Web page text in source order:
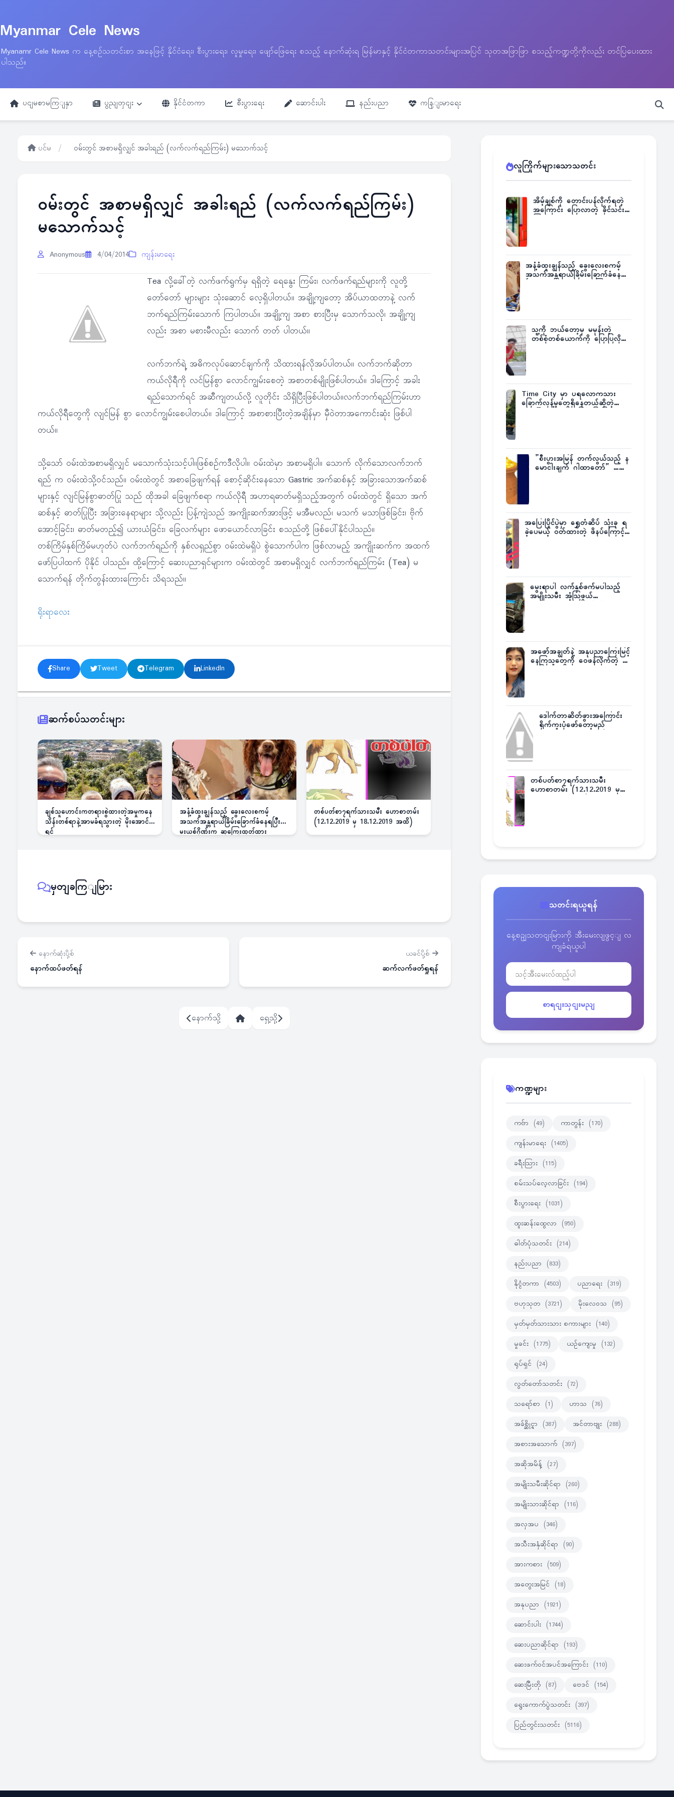
Myanmar Cele News
Myanamr Cele News က နေ့စဉ်သတင်းစာ အနေဖြင့် နိုင်ငံရေး၊ စီးပွားရေး၊ လူမှုရေး၊ ဖျော်ဖြေရေး စသည့် နောက်ဆုံးရ မြန်မာနှင့် နိုင်ငံတကာသတင်းများအပြင် သုတအဖြာဖြာ စသည့်ကဏ္ဍတို့ကိုလည်း တင်ပြပေးထား
ပါသည်။
ပငျမစာမကြျနှာ ပွညျတှငျး နိုင်ငံတကာ စီးပွားရေး ဆောင်းပါး နည်းပညာ ကနြျးမာရေး
ပင်မ / ဝမ်းတွင် အစာမရှိလျှင် အခါးရည် (လက်လက်ရည်ကြမ်း) မသောက်သင့်
ဝမ်းတွင် အစာမရှိလျှင် အခါးရည် (လက်လက်ရည်ကြမ်း)
မသောက်သင့်
Anonymous 4/04/2014 ကျန်းမာရေး
Tea လို့ခေါ်တဲ့ လက်ဖက်ရွက်မှ ရရှိတဲ့ ရေနွေး ကြမ်း၊ လက်ဖက်ရည်များကို လူတို့
တော်တော် များများ သုံးဆောင် လေ့ရှိပါတယ်။ အချို့ကျတော့ အိပ်ယာထတာနဲ့ လက်
ဘက်ရည်ကြမ်းသောက် ကြပါတယ်။ အချို့ကျ အစာ စားပြီးမှ သောက်သလို၊ အချို့ကျ
လည်း အစာ မစားမီလည်း သောက် တတ် ပါတယ်။
လက်ဘက်ရဲ့ အဓိကလုပ်ဆောင်ချက်ကို သိထားရန်လိုအပ်ပါတယ်။ လက်ဘက်ဆိုတာ
ကယ်လိုရီကို လင်မြန်စွာ လောင်ကျွမ်းစေတဲ့ အစာတစ်မျိုးဖြစ်ပါတယ်။ ဒါကြောင့် အခါး
ရည်သောက်ရင် အဆီကျတယ်လို့ လူတိုင်း သိရှိပြီးဖြစ်ပါတယ်။လက်ဘက်ရည်ကြမ်းဟာ
ကယ်လိုရီတွေကို လျင်မြန် စွာ လောင်ကျွမ်းစေပါတယ်။ ဒါကြောင့် အစာစားပြီးတဲ့အချိန်မှာ မှီဝဲတာအကောင်းဆုံး ဖြစ်ပါ
တယ်။
သို့သော် ဝမ်းထဲအစာမရှိလျှင် မသောက်သုံးသင့်ပါ။ဖြစ်စဉ်ကဒီလိုပါ။ ဝမ်းထဲမှာ အစာမရှိပါ။ သောက် လိုက်သောလက်ဘက်
ရည် က ဝမ်းထဲသို့ဝင်သည်။ ဝမ်းထဲတွင် အစာခြေဖျက်ရန် စောင့်ဆိုင်းနေသော Gastric အက်ဆစ်နှင့် အခြားသောအက်ဆစ်
များနှင့် လျင်မြန်စွာဓာတ်ပြု သည် ထိုအခါ ခြေဖျက်စရာ ကယ်လိုရီ အဟာရဓာတ်မရှိသည့်အတွက် ဝမ်းထဲတွင် ရှိသော အက်
ဆစ်နှင့် ဓာတ်ပြုပြီး အခြားနေရာများ သို့လည်း ပြန့်ကျဲသည် အကျိုးဆက်အားဖြင့် မအီမလည်၊ မသက် မသာဖြစ်ခြင်း၊ ဗိုက်
အောင့်ခြင်း၊ ဓာတ်မတည့်၍ ယားယံခြင်း၊ ခြေလက်များ ဖောယောင်လာခြင်း စသည်တို့ ဖြစ်ပေါ်နိုင်ပါသည်။
တစ်ကြိမ်နှစ်ကြိမ်မဟုတ်ပဲ လက်ဘက်ရည်ကို နှစ်လရှည်စွာ ဝမ်းထဲမရှိပဲ စွဲသောက်ပါက ဖြစ်လာမည့် အကျိုးဆက်က အထက်
ဖော်ပြပါထက် ပိုနိုင် ပါသည်။ ထို့ကြောင့် ဆေးပညာရှင်များက ဝမ်းထဲတွင် အစာမရှိလျှင် လက်ဘက်ရည်ကြမ်း (Tea) မ
သောက်ရန် တိုက်တွန်းထားကြောင်း သိရသည်။
ရိုးရာလေး
Share Tweet Telegram LinkedIn
ဆက်စပ်သတင်းများ
ချစ်သူဟောင်းကတရားစွဲထားတဲ့အမှုကနေ
သိန်းတစ်ရာနဲ့အာမခံရသွားတဲ့ မိုးအောင်
ရင်
အနံ့ခံထူးချွန်သည့် ခွေးလေးစကမ့်
အသက်အန္တရာယ်ခြိမ်းခြောက်ခံနေရပြီး
မူးယစ်ဂိုဏ်းက ဆုကြေးထုတ်ထား
တစ်ပတ်စာ၇ရက်သားသမီး ဟောစာတမ်း
(12.12.2019 မှ 18.12.2019 အထိ)
မှတျခကြျမြား
နောက်ဆုံးပို့စ်
နောက်ထပ်ဖတ်ရန်
ယခင်ပို့စ်
ဆက်လက်ဖတ်ရှုရန်
နောက်သို့ ရှေ့သို့
လူကြိုက်များသောသတင်း
အိမ့်ချစ်ကို တောင်းပန်လိုက်ရတဲ့
အကြောင်း ပြောလာတဲ့ ခိုင်သင်း
အနံ့ခံထူးချွန်သည့် ခွေးလေးစကမ့်
အသက်အန္တရာယ်ခြိမ်းခြောက်ခံနေရ
သူ့ကို ဘယ်တော့မှ မမုန်းတဲ့
တစ်စုံတစ်ယောက်ကို ပြောပြလိုက်
Time City မှာ ပရလောကသား
ခြောက်လှန့်မှုတွေရှိနေတယ်ဆိုတဲ့
”စီးပွားအမြန် တက်လွယ်သည့် န
မောငါးချက် ဂါထာတော်” ……
အပြေးပြိုင်ပွဲမှာ ရွှေတံဆိပ် သုံးခု ရ
ခဲ့ပေမယ့် ဝတ်ထားတဲ့ ဖိနပ်ကြောင့်
မွေးရာပါ လက်နှစ်ဖက်မပါသည့်
အမျိုးသမီး အံ့သြဖွယ်
အဖော်အချွတ်နဲ့ အနုပညာကြေးမြင့်
နေကြသူတွေကို ဝေဖန်လိုက်တဲ့ သ
ဒေါက်တာဆိတ်ဖွားအကြောင်း
ရိုက်ကူးပုံဖော်တော့မည်
တစ်ပတ်စာ၇ရက်သားသမီး
ဟောစာတမ်း (12.12.2019 မှ
သတင်းရယူရန်
နေ့စဥျသတငျးမြားကို အီးမေးလျဖွင့ျ လ
ကျခံရယူပါ
စာရငျးသှငျးမညျ
ကဏ္ဍများ
ကဗ်ာ (49) ကာတွန်း (170)
ကျန်းမာရေး (1405)
ခရီးသြား (115)
စမ်းသပ်လေ့လာခြင်း (194)
စီးပွားရေး (1031)
ထူးဆန်းထွေလာ (950)
ဓါတ်ပုံသတင်း (214)
နည်းပညာ (833)
နိုင္ငံတကာ (4503) ပညာရေး (319)
ဗဟုသုတ (3721) မိုးလေဝသ (95)
မှတ်မှတ်သားသား စကားများ (140)
မှုခင်း (1775) ယဉ်ကျေးမှု (132)
ရုပ်ရှင် (24)
လွတ်တော်သတင်း (72)
သရော်စာ (1) ဟာသ (76)
အခ်စ္ဆိုင္ရာ (387) အင်တာဗျုး (288)
အစားအသောက် (397)
အဆိုအမိန့် (27)
အမျိုးသမီးဆိုင်ရာ (260)
အမျိုးသားဆိုင်ရာ (116)
အလှအပ (346)
အသီးအနှံဆိုင်ရာ (90)
အားကစား (509)
အတွေးအမြင် (18)
အနုပညာ (1921)
ဆောင်းပါး (1744)
ဆေးပညာဆိုင်ရာ (193)
ဆေးဖက်ဝင်အပင်အကြောင်း (110)
ဆေးမြီးတို (87) ဗေဒင် (154)
ရွေးကောက်ပွဲသတင်း (397)
ပြည်တွင်းသတင်း (5116)